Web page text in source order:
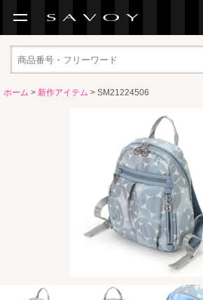
ホーム > 新作アイテム > SM21224506